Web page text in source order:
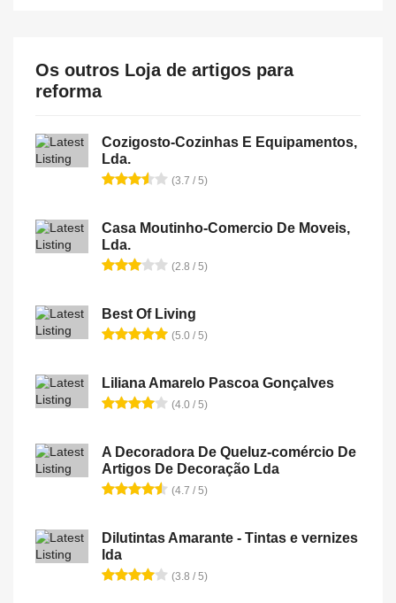
Os outros Loja de artigos para
reforma
Cozigosto-Cozinhas E Equipamentos,
Lda.
(3.7 / 5)
Casa Moutinho-Comercio De Moveis,
Lda.
(2.8 / 5)
Best Of Living
(5.0 / 5)
Liliana Amarelo Pascoa Gonçalves
(4.0 / 5)
A Decoradora De Queluz-comércio De
Artigos De Decoração Lda
(4.7 / 5)
Dilutintas Amarante - Tintas e vernizes
lda
(3.8 / 5)